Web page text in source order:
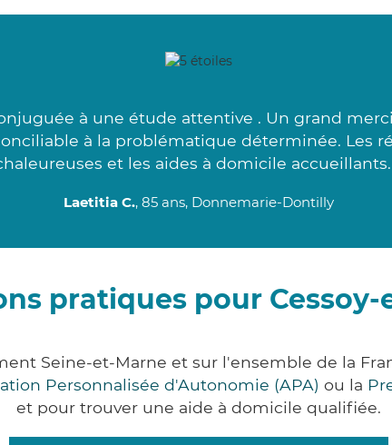
à une étude attentive . Un grand
à la problématique déterminée. Les
et les aides à domicile accueillants.
Laetitia C., 85 ans, Donnemarie-Dontilly
pratiques pour Cessoy-
Seine-et-Marne et sur l'ensemble de la
Personnalisée d'Autonomie (APA) ou la
et pour trouver une aide à domicile qualifiée.